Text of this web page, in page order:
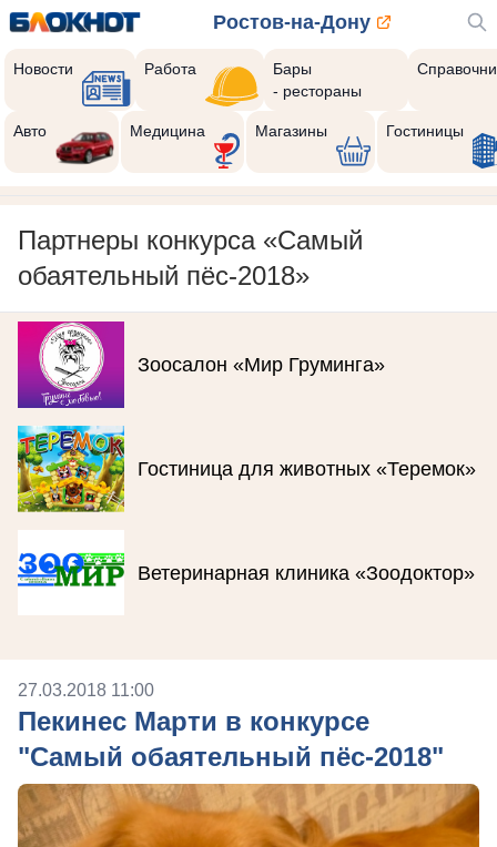
Ростов-на-Дону
Новости Работа
Бары
- рестораны
Авто Медицина Магазины Гостиницы
Партнеры конкурса «Самый
обаятельный пёс-2018»
Зоосалон «Мир Груминга»
Гостиница для животных «Теремок»
Ветеринарная клиника «Зоодоктор»
27.03.2018 11:00
Пекинес Марти в конкурсе
"Самый обаятельный пёс-2018"